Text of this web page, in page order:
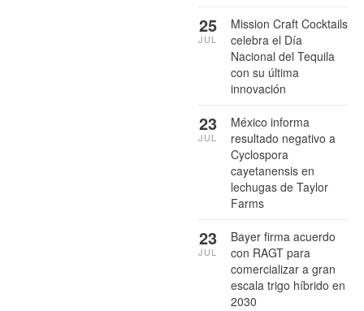
Mission Craft Cocktails
celebra el Día
Nacional del Tequila
con su última
innovación
25
JUL
México informa
resultado negativo a
Cyclospora
cayetanensis en
lechugas de Taylor
Farms
23
JUL
Bayer firma acuerdo
con RAGT para
comercializar a gran
escala trigo híbrido en
2030
23
JUL